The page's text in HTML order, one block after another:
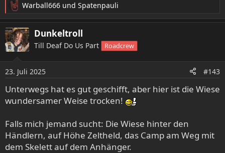
R
e
a
k
t
n
e
n
:
Warball666 und Spatenpauli
Dunkeltroll
Till Deaf Do Us Part Roadcrew
23. Juli 2025 #143
Unterwegs hat es gut geschifft, aber hier ist die Wiese
wundersamer Weise trocken!
Falls mich jemand sucht: Die Wiese hinter den
Händlern, auf Höhe Zeltheld, das Camp am Weg mit
dem Skelett auf dem Anhänger.